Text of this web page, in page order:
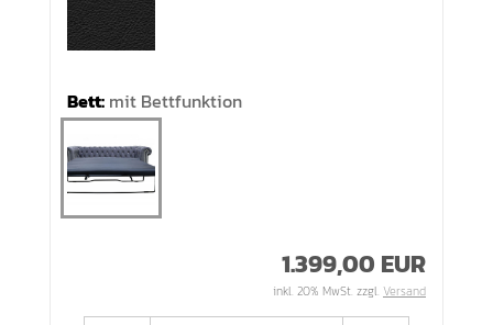
Bett: mit Bettfunktion
1.399,00 EUR
inkl. 20% MwSt. zzgl. Versand